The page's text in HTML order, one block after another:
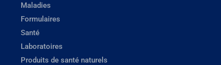
Maladies
Formulaires
Santé
Laboratoires
Produits de santé naturels